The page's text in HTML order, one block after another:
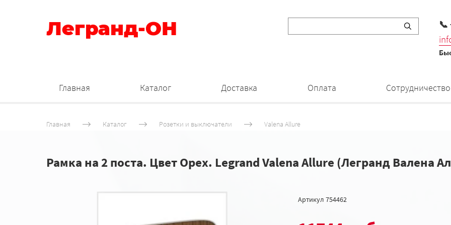
Легранд-ОН 📞
Главная Каталог Доставка Оплата Сотрудничество
Главная Каталог Розетки и выключатели Valena Allure
Рамка на 2 поста. Цвет Орех. Legrand Valena Allure (Легранд Валена
Артикул 754462